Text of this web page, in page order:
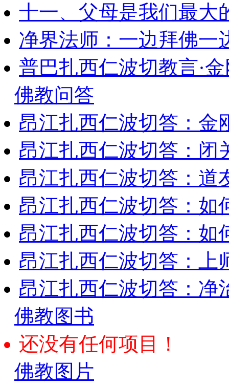
十一、父母是我们最大
净界法师：一边拜佛一
普巴扎西仁波切教言·
佛教问答
昂江扎西仁波切答：金
昂江扎西仁波切答：闭
昂江扎西仁波切答：道
昂江扎西仁波切答：如
昂江扎西仁波切答：如
昂江扎西仁波切答：上
昂江扎西仁波切答：净
佛教图书
还没有任何项目！
佛教图片